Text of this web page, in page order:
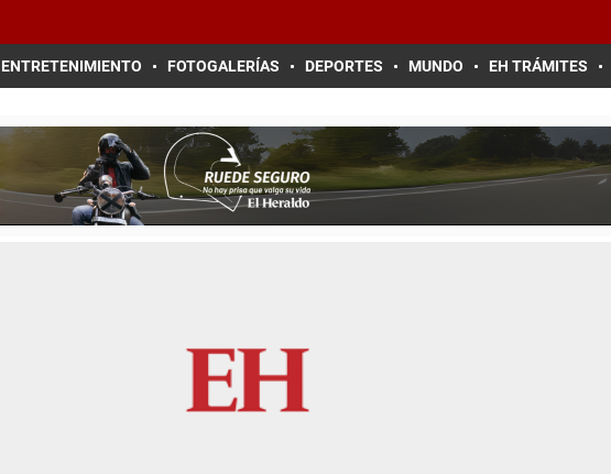
ENTRETENIMIENTO FOTOGALERÍAS DEPORTES MUNDO EH TRÁMITES